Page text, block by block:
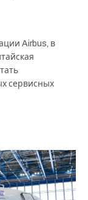
Airbus, в
сервисных